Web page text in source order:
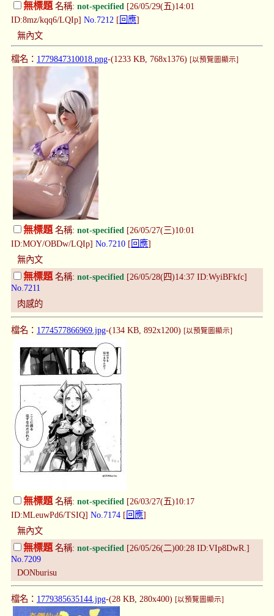
無標題名稱: not-specified [26/05/29(五)14:01
ID:8mz/kqq6/LQIp] No.7212 [ 回應]
無內文
檔名： 1779847310018.png-(1233 KB, 768x1376) [以預覽圖顯示]
無標題名稱: not-specified [26/05/27(三)10:01
ID:MOY/OBDw/LQIp] No.7210 [ 回應]
無內文
無標題名稱: not-specified [26/05/28(四)14:37 ID:WyiBFkfc]
No.7211
肉感的
檔名： 1774577866969.jpg-(134 KB, 892x1200) [以預覽圖顯示]
無標題名稱: not-specified [26/03/27(五)10:17
ID:MLeuwPd6/TSIQ] No.7174 [ 回應]
無內文
無標題名稱: not-specified [26/05/26(二)00:28 ID:VIp8DwR.]
No.7209
DONburisu
檔名： 1779385635144.jpg-(28 KB, 280x400) [以預覽圖顯示]